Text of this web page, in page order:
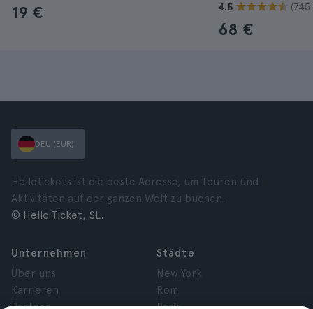
19 € 4.5 (745
68 €
DEU (EUR)
Hellotickets ist die beste Adresse, um Touren und
Aktivitäten auf der ganzen Welt zu buchen.
© Hello Ticket, SL.
Unternehmen
Über uns
Karrieren
Städte
New York
Rom